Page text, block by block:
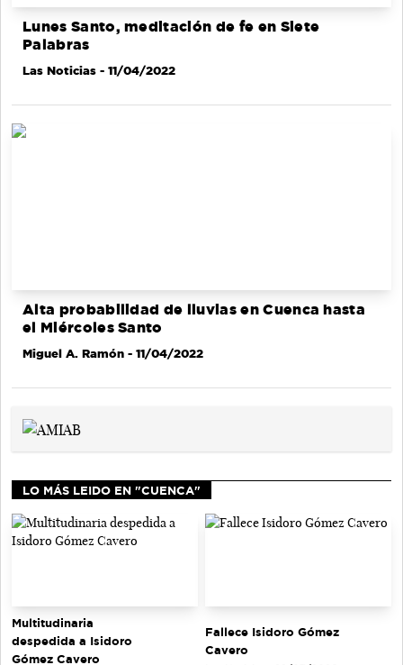
Lunes Santo, meditación de fe en Siete
Palabras
Las Noticias - 11/04/2022
Alta probabilidad de lluvias en Cuenca hasta
el Miércoles Santo
Miguel A. Ramón - 11/04/2022
LO MÁS LEIDO EN "CUENCA"
Multitudinaria
despedida a Isidoro
Gómez Cavero
Fallece Isidoro Gómez
Cavero